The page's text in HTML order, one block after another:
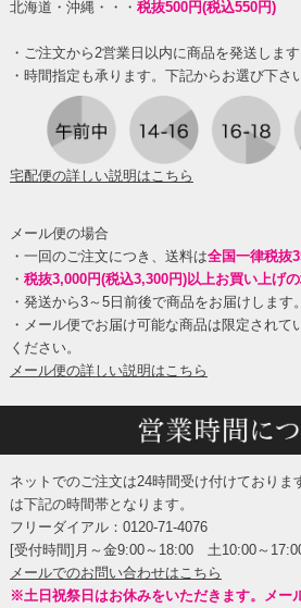
北海道・沖縄・・・ 税抜500円(税込550円)
・ご注文から2営業日以内に商品を発送します
・時間指定も承ります。下記からお選び下さ
宅配便の詳しい説明はこちら
メール便の場合
・一回のご注文につき、送料は全国一律税抜
・ 税抜3,000円(税込3,300円)以上お買い上げの
・発送から3～5日前後で商品をお届けします。
・メール便でお届け可能な商品は限定され
ください。
メール便の詳しい説明はこちら
ネットでのご注文は24時間受け付けておりま
は下記の時間帯となります。
フリーダイアル：0120-71-4076
[受付時間]月～金9:00～18:00 土10:00～
メールでのお問い合わせはこちら
※土日祝祭日はお休みをいただきます。メー